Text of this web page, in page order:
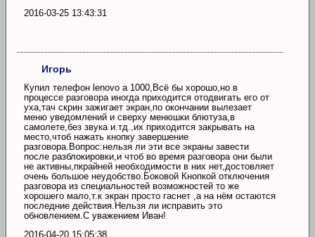
2016-03-25 13:43:31
Игорь
Купил телефон lenovo a 1000,Всё бы хорошо,но в
процессе разговора иногда приходится отодвигать его от
уха,тач скрин зажигает экран,по окончании вылезает
меню уведомлений и сверху менюшки блютуза,в
самолете,без звука и.тд.,их приходится закрывать на
место,чтоб нажать кнопку завершение
разговора.Вопрос:нельзя ли эти все экраны завести
после разблокировки,и чтоб во время разговора они были
не активны,пкрайней необходимости в них нет,достовляет
очень большое неудобство.Боковой Кнопкой отключения
разговора из специальностей возможностей то же
хорошего мало,т.к экран просто гаснет ,а на нём остаются
последние действия.Нельзя ли исправить это
обновлением.С уважением Иван!
2016-04-20 15:05:38